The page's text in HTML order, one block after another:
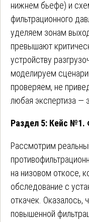
нижнем бьефе) и
фильтрационного
уделяем зонам
превышают
устройству
моделируем
проверяем, не
любая экспертиза —
Раздел 5: Кейс №1.
Рассмотрим
на низовом откосе,
обследование с
откачек. Оказалось,
повышенной